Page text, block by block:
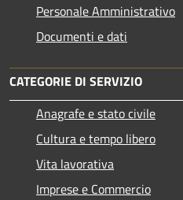
Personale Amministrativo
Documenti e dati
CATEGORIE DI SERVIZIO
Anagrafe e stato civile
Cultura e tempo libero
Vita lavorativa
Imprese e Commercio